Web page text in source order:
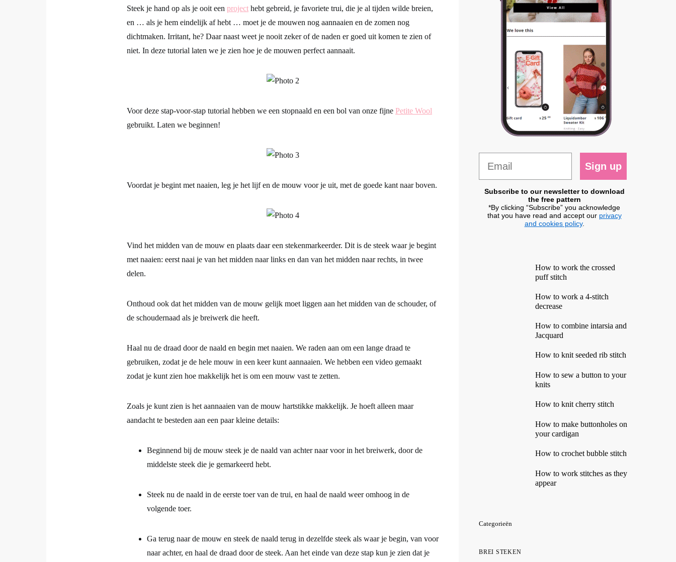
Steek je hand op als je ooit een project hebt gebreid, je favoriete trui, die je al tijden wilde breien,
en … als je hem eindelijk af hebt … moet je de mouwen nog aannaaien en de zomen nog
dichtmaken. Irritant, he? Daar naast weet je nooit zeker of de naden er goed uit komen te zien of
niet. In deze tutorial laten we je zien hoe je de mouwen perfect aannaait.
Voor deze stap-voor-stap tutorial hebben we een stopnaald en een bol van onze fijne Petite Wool
gebruikt. Laten we beginnen!
Voordat je begint met naaien, leg je het lijf en de mouw voor je uit, met de goede kant naar boven.
Vind het midden van de mouw en plaats daar een stekenmarkeerder. Dit is de steek waar je begint
met naaien: eerst naai je van het midden naar links en dan van het midden naar rechts, in twee
delen.
Onthoud ook dat het midden van de mouw gelijk moet liggen aan het midden van de schouder, of
de schoudernaad als je breiwerk die heeft.
Haal nu de draad door de naald en begin met naaien. We raden aan om een lange draad te
gebruiken, zodat je de hele mouw in een keer kunt aannaaien. We hebben een video gemaakt
zodat je kunt zien hoe makkelijk het is om een mouw vast te zetten.
Zoals je kunt zien is het aannaaien van de mouw hartstikke makkelijk. Je hoeft alleen maar
aandacht te besteden aan een paar kleine details:
Beginnend bij de mouw steek je de naald van achter naar voor in het breiwerk, door de
middelste steek die je gemarkeerd hebt.
Steek nu de naald in de eerste toer van de trui, en haal de naald weer omhoog in de
volgende toer.
Ga terug naar de mouw en steek de naald terug in dezelfde steek als waar je begin, van voor
naar achter, en haal de draad door de steek. Aan het einde van deze stap kun je zien dat je
Sign up
Subscribe to our newsletter to download
the free pattern
*By clicking “Subscribe” you acknowledge
that you have read and accept our privacy
and cookies policy.
How to work the crossed
puff stitch
How to work a 4-stitch
decrease
How to combine intarsia and
Jacquard
How to knit seeded rib stitch
How to sew a button to your
knits
How to knit cherry stitch
How to make buttonholes on
your cardigan
How to crochet bubble stitch
How to work stitches as they
appear
Categorieën
BREI STEKEN